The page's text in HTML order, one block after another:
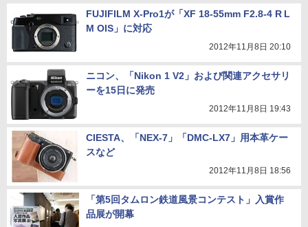
FUJIFILM X-Pro1が「XF 18-55mm F2.8-4 R L
M OIS」に対応
2012年11月8日 20:10
ニコン、「Nikon 1 V2」および関連アクセサリ
ーを15日に発売
2012年11月8日 19:43
CIESTA、「NEX-7」「DMC-LX7」用本革ケー
スなど
2012年11月8日 18:56
「第5回タムロン鉄道風景コンテスト」入賞作
品展が開幕